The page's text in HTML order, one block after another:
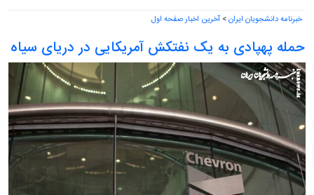
خبرنامه دانشجویان ایران> آخرین اخبار صفحه اول
حمله پهپادی به یک نفتکش آمریکایی در دریای سیاه